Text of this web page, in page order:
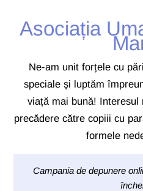
Asociația
Ne-am unit forțele cu
speciale și luptăm
viață mai bună! Interesul
precădere către copiii cu
formele
Campania de depunere